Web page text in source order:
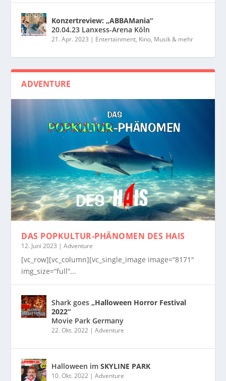
Konzertreview: „ABBAMania“
20.04.23 Lanxess-Arena Köln
21. Apr. 2023 | Entertainment, Kino, Musik & mehr
ADVENTURE
DAS POPKULTUR-PHÄNOMEN DES HAIS
12. Juni 2023 |Adventure
[vc_row][vc_column][vc_single_image image=“8171″
img_size=“full“...
Shark goes„Halloween Horror Festival
2022“
Movie Park Germany
22. Okt. 2022 |Adventure
Halloween imSKYLINE PARK
10. Okt. 2022 |Adventure